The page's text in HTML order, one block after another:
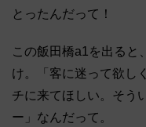
とったんだって！
この飯田橋a1を出ると
け。「客に迷って欲し
チに来てほしい。そう
ー」なんだって。